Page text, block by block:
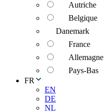
Autriche
Belgique
Danemark
France
Allemagne
Pays-Bas
FR
EN
DE
NL